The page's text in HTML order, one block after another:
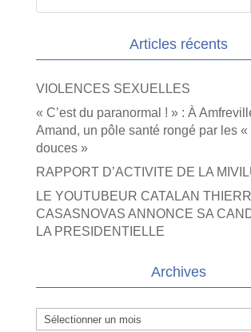
Articles récents
VIOLENCES SEXUELLES
« C’est du paranormal ! » : À
Amand, un pôle santé rongé par les
douces »
RAPPORT D’ACTIVITE DE LA
LE YOUTUBEUR CATALAN
CASASNOVAS ANNONCE SA
LA PRESIDENTIELLE
Archives
Archives